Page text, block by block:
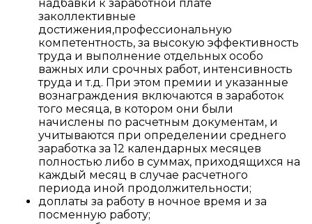
надбавки к заработной плате
заколлективные
достижения,профессиональную
компетентность, за высокую эффективность
труда и выполнение отдельных особо
важных или срочных работ, интенсивность
труда и т.д. При этом премии и указанные
вознаграждения включаются в заработок
того месяца, в котором они были
начислены по расчетным документам, и
учитываются при определении среднего
заработка за 12 календарных месяцев
полностью либо в суммах, приходящихся на
каждый месяц в случае расчетного
периода иной продолжительности;
доплаты за работу в ночное время и за
посменную работу;